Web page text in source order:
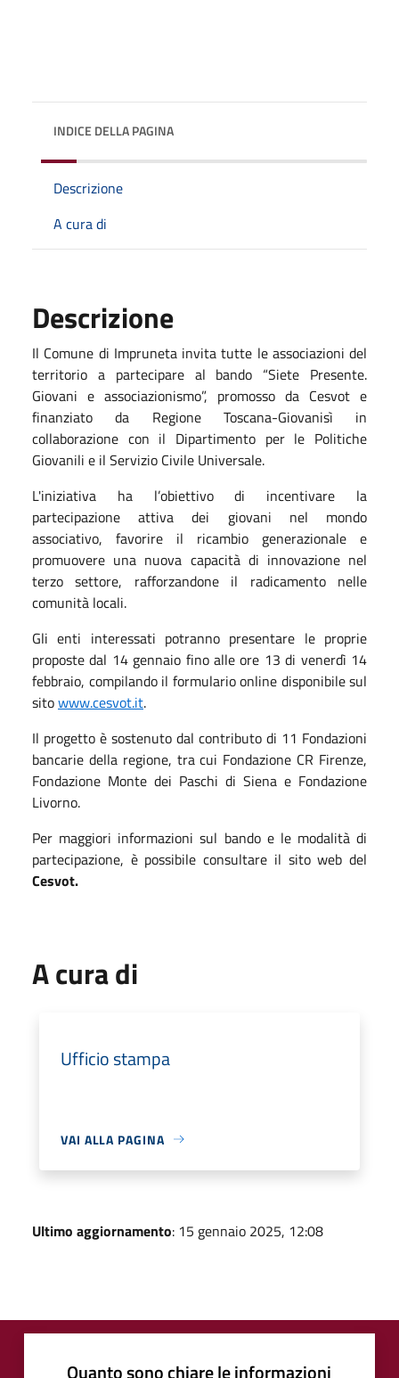
INDICE DELLA PAGINA
Descrizione
A cura di
Descrizione
Il Comune di Impruneta invita tutte le associazioni del
territorio a partecipare al bando “Siete Presente.
Giovani e associazionismo”, promosso da Cesvot e
finanziato da Regione Toscana-Giovanisì in
collaborazione con il Dipartimento per le Politiche
Giovanili e il Servizio Civile Universale.
L'iniziativa ha l’obiettivo di incentivare la
partecipazione attiva dei giovani nel mondo
associativo, favorire il ricambio generazionale e
promuovere una nuova capacità di innovazione nel
terzo settore, rafforzandone il radicamento nelle
comunità locali.
Gli enti interessati potranno presentare le proprie
proposte dal 14 gennaio fino alle ore 13 di venerdì 14
febbraio, compilando il formulario online disponibile sul
sitowww.cesvot.it.
Il progetto è sostenuto dal contributo di 11 Fondazioni
bancarie della regione, tra cui Fondazione CR Firenze,
Fondazione Monte dei Paschi di Siena e Fondazione
Livorno.
Per maggiori informazioni sul bando e le modalità di
partecipazione, è possibile consultare il sito web del
Cesvot.
A cura di
Ufficio stampa
VAI ALLA PAGINA
Ultimo aggiornamento: 15 gennaio 2025, 12:08
Quanto sono chiare le informazioni